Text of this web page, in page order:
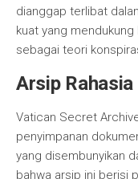
dianggap terlibat
kuat yang
sebagai teori
Arsip Rahasia
Vatican Secret
penyimpanan
yang disembunyikan
bahwa arsip ini berisi